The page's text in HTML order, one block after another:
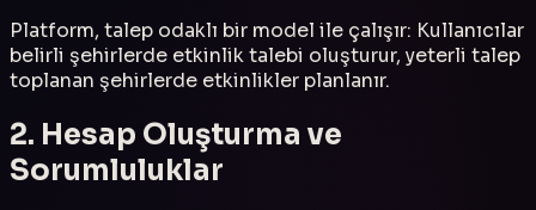
Platform, talep odaklı bir model ile çalışır: Kullanıcılar
belirli şehirlerde etkinlik talebi oluşturur, yeterli talep
toplanan şehirlerde etkinlikler planlanır.
2. Hesap Oluşturma ve
Sorumluluklar